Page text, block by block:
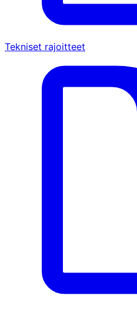
Tekniset rajoitteet